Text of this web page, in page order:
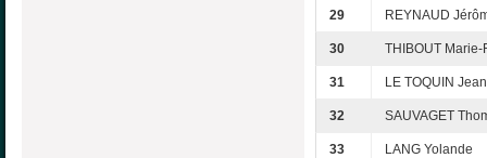
29 REYNAUD
30 THIBOUT Marie-
31 LE TOQUIN
32 SAUVAGET
33 LANG Yolande